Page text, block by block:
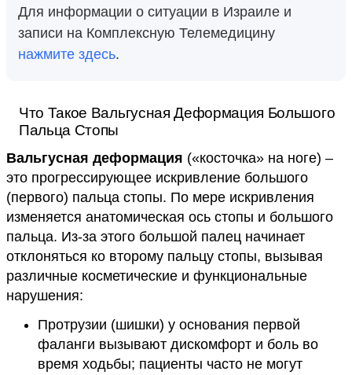
Для информации о ситуации в Израиле и
записи на Комплексную Телемедицину
нажмите здесь.
Что Такое Вальгусная Деформация Большого
Пальца Стопы
Вальгусная деформация («косточка» на ноге) –
это прогрессирующее искривление большого
(первого) пальца стопы. По мере искривления
изменяется анатомическая ось стопы и большого
пальца. Из-за этого большой палец начинает
отклоняться ко второму пальцу стопы, вызывая
различные косметические и функциональные
нарушения:
Протрузии (шишки) у основания первой
фаланги вызывают дискомфорт и боль во
время ходьбы; пациенты часто не могут